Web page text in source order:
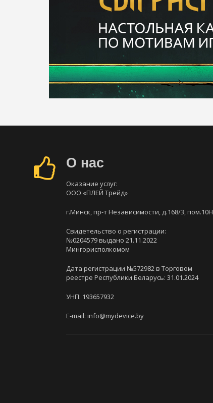
О нас
Оказание услуг:
ООО «ПЛЕЙ Трейд»
г.Минск, пр-т Независимости, д.168/3, пом.10Н
Свидетельство о регистрации:
№0204579 выдано 21.11.2022
Мингорисполкомом
Дата регистрации №572982 в Торговом
реестре Республики Беларусь: 31.01.2024
УНП: 193657932
E-mail: info@mydevice.by